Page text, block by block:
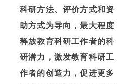
科研方法、评价方式和资
助方式为导向，最大程度
释放教育科研工作者的科
研潜力，激发教育科研工
作者的创造力，促进更多